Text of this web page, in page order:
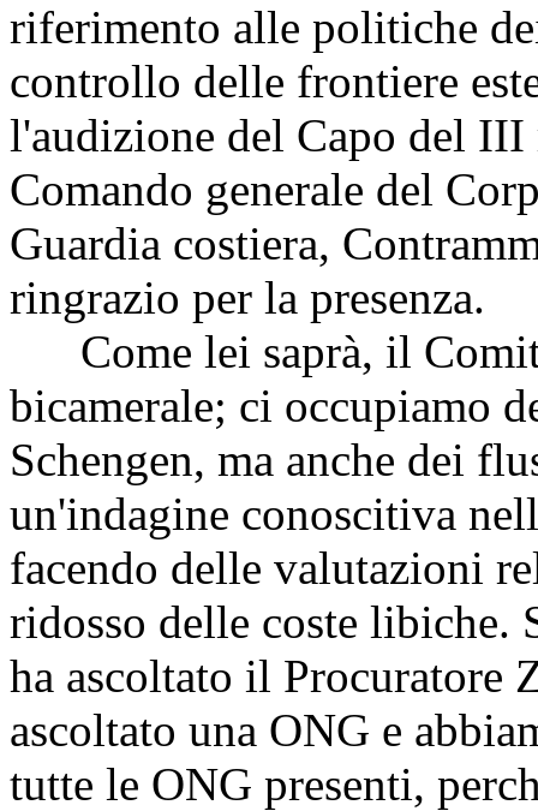
riferimento alle politiche
controllo delle frontiere
l'audizione del Capo del
Comando generale del
Guardia costiera,
ringrazio per la presenza.
Come lei saprà, il
bicamerale; ci occupiamo
Schengen, ma anche dei
un'indagine conoscitiva
facendo delle valutazioni
ridosso delle coste libiche.
ha ascoltato il Procuratore
ascoltato una ONG e
tutte le ONG presenti,